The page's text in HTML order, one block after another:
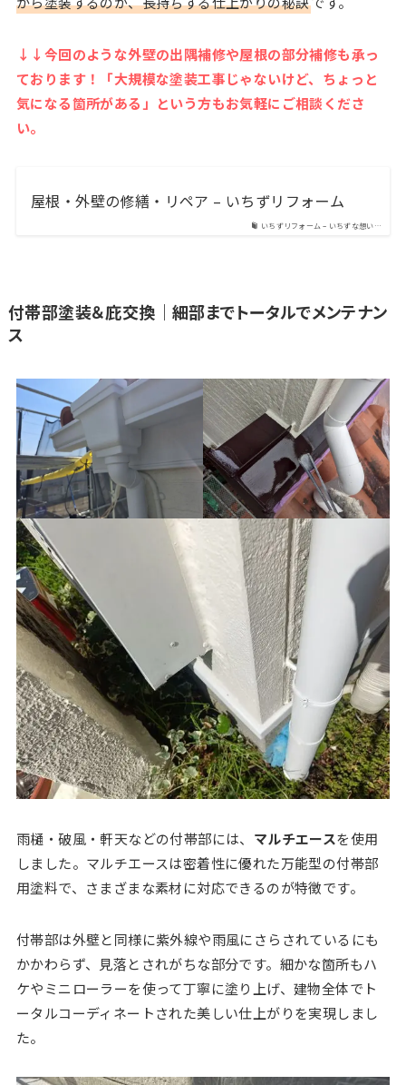
↓↓今回のような外壁の出隅補修や屋根の部分補修も承っ
ております！「大規模な塗装工事じゃないけど、ちょっと
気になる箇所がある」という方もお気軽にご相談くださ
い。
いちずリフォーム – いちずな想い…
屋根・外壁の修繕・リペア – いちずリフォーム
付帯部塗装＆庇交換｜細部までトータルでメンテナン
ス
雨樋・破風・軒天などの付帯部には、 マルチエースを使用
しました。マルチエースは密着性に優れた万能型の付帯部
用塗料で、さまざまな素材に対応できるのが特徴です。
付帯部は外壁と同様に紫外線や雨風にさらされているにも
かかわらず、見落とされがちな部分です。細かな箇所もハ
ケやミニローラーを使って丁寧に塗り上げ、建物全体でト
ータルコーディネートされた美しい仕上がりを実現しまし
た。